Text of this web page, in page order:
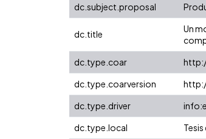
dc.subject.proposal
dc.title
Un
dc.type.coar
dc.type.coarversion
dc.type.driver
dc.type.local